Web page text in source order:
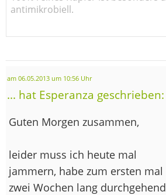
antimikrobiell.
am 06.05.2013 um 10:56 Uhr
... hat Esperanza geschrieben:
Guten Morgen zusammen,
leider muss ich heute mal
jammern, habe zum ersten mal
zwei Wochen lang durchgehend